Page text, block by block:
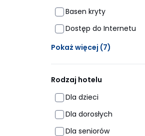
Basen kryty
Dostęp do Internetu
Pokaż więcej (7)
Rodzaj hotelu
Dla dzieci
Dla dorosłych
Dla seniorów